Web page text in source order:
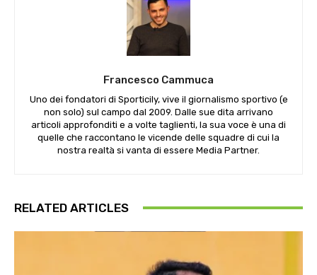
Francesco Cammuca
Uno dei fondatori di Sporticily, vive il giornalismo sportivo (e
non solo) sul campo dal 2009. Dalle sue dita arrivano
articoli approfonditi e a volte taglienti, la sua voce è una di
quelle che raccontano le vicende delle squadre di cui la
nostra realtà si vanta di essere Media Partner.
RELATED ARTICLES